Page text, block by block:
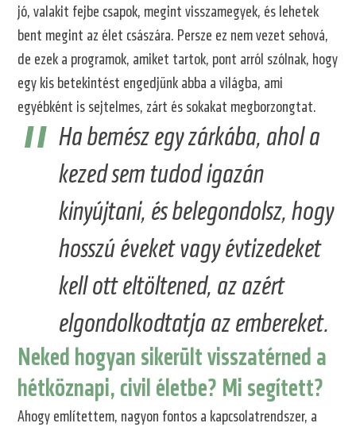
jó, valakit fejbe csapok, megint visszamegyek, és lehetek
bent megint az élet császára. Persze ez nem vezet sehová,
de ezek a programok, amiket tartok, pont arról szólnak, hogy
egy kis betekintést engedjünk abba a világba, ami
egyébként is sejtelmes, zárt és sokakat megborzongtat.
Ha bemész egy zárkába, ahol a
kezed sem tudod igazán
kinyújtani, és belegondolsz, hogy
hosszú éveket vagy évtizedeket
kell ott eltöltened, az azért
elgondolkodtatja az embereket.
Neked hogyan sikerült visszatérned a
hétköznapi, civil életbe? Mi segített?
Ahogy említettem, nagyon fontos a kapcsolatrendszer, a